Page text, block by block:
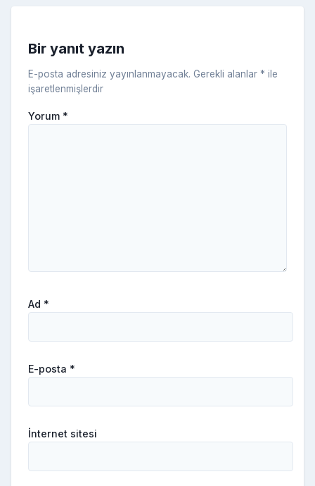
ki
Bir yanıt yazın
E-posta adresiniz yayınlanmayacak. Gerekli alanlar * ile
işaretlenmişlerdir
Yorum *
Ad *
E-posta *
İnternet sitesi